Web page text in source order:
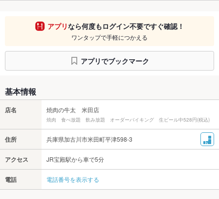
アプリなら何度もログイン不要ですぐ確認！
ワンタップで手軽につかえる
アプリでブックマーク
基本情報
店名 焼肉の牛太 米田店
焼肉 食べ放題 飲み放題 オーダーバイキング 生ビール中528円(税込)
住所 兵庫県加古川市米田町平津598-3
アクセス JR宝殿駅から車で5分
電話 電話番号を表示する